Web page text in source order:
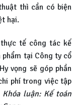
thì cần có biện
hại.
tế công tác kế
tại Công ty cổ
vọng sẽ góp phần
phí trong việc tập
Khóa luận: Kế toán